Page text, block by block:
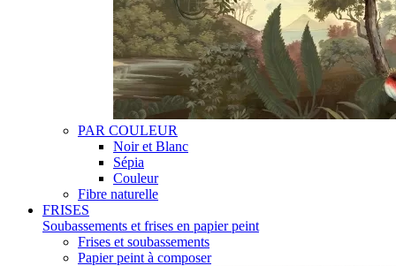
PAR COULEUR
Noir et Blanc
Sépia
Couleur
Fibre naturelle
FRISES
Soubassements et frises en papier peint
Frises et soubassements
Papier peint à composer